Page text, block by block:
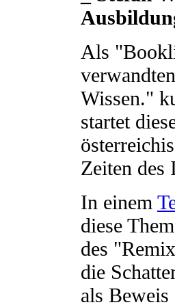
Als
Wissen."
startet
Zeiten des
In einem
diese
des
die
als Beweis